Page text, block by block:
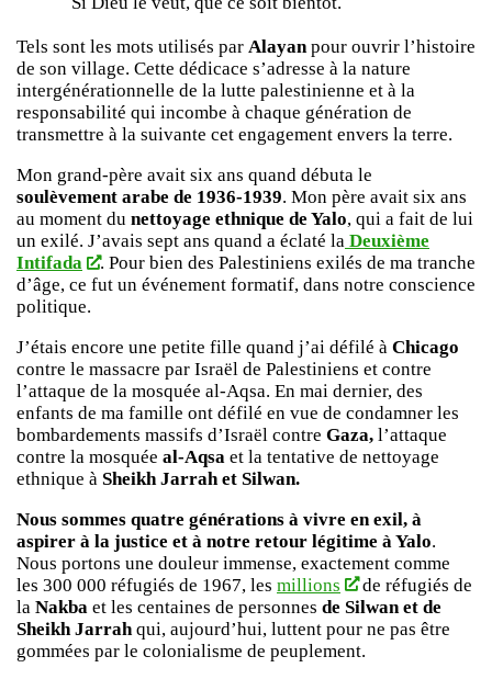
Tels sont les mots utilisés par Alayanpour ouvrir l’histoire
de son village. Cette dédicace s’adresse à la nature
intergénérationnelle de la lutte palestinienne et à la
responsabilité qui incombe à chaque génération de
transmettre à la suivante cet engagement envers la terre.
Mon grand-père avait six ans quand débuta le
soulèvement arabe de 1936-1939. Mon père avait six ans
au moment du nettoyage ethnique de Yalo, qui a fait de lui
un exilé. J’avais sept ans quand a éclaté la Deuxième
Intifada
. Pour bien des Palestiniens exilés de ma tranche
d’âge, ce fut un événement formatif, dans notre conscience
politique.
J’étais encore une petite fille quand j’ai défilé à Chicago
contre le massacre par Israël de Palestiniens et contre
l’attaque de la mosquée al-Aqsa. En mai dernier, des
enfants de ma famille ont défilé en vue de condamner les
bombardements massifs d’Israël contre Gaza, l’attaque
contre la mosquée al-Aqsa et la tentative de nettoyage
ethnique à Sheikh Jarrah et Silwan.
Nous sommes quatre générations à vivre en exil, à
aspirer à la justice et à notre retour légitime à Yalo.
Nous portons une douleur immense, exactement comme
les 300 000 réfugiés de 1967, les millions
de réfugiés de
la Nakba et les centaines de personnes de Silwan et de
Sheikh Jarrah qui, aujourd’hui, luttent pour ne pas être
gommées par le colonialisme de peuplement.